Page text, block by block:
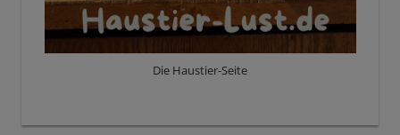
Die Haustier-Seite